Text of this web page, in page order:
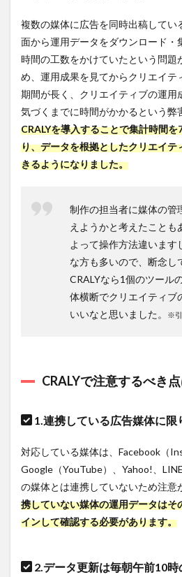
複数の媒体に広告を同時出稿してい
面から運用データをダウンロード・
時間の工数をかけていたという問題
め、運用成果を見てからクリエイテ
期間が長く、クリエイティブの運用
気づくまでに時間がかかるという弊
CRALYを導入することで集計時間
り、データを根拠としたクリエイテ
きるようになりました。
制作の担当者に媒体の管
えようかと考えたことも
よって操作方法違います
な方も多いので、断念し
CRALYなら1個のツール
体横断でクリエイティブ
いいなと思いました。
※引
CRALYで注意するべき点
1.連携している広告媒体に限
対応している媒体は、Facebook（
Google（YouTube）、Yahoo!、
の媒体とは連携していないため注意
携していない媒体の運用データはそ
インして確認する必要があります。
2.データ更新は毎朝午前10